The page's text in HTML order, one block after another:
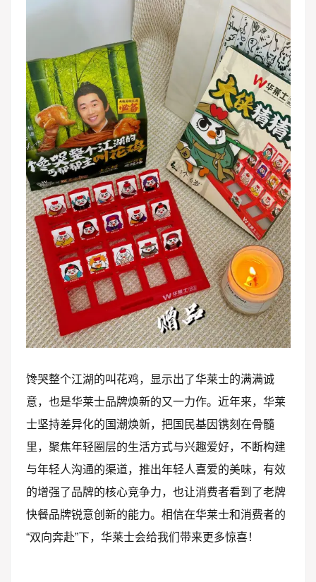
馋哭整个江湖的叫花鸡，显示出了华莱士的满满诚
意，也是华莱士品牌焕新的又一力作。近年来，华莱
士坚持差异化的国潮焕新，把国民基因镌刻在骨髓
里，聚焦年轻圈层的生活方式与兴趣爱好，不断构建
与年轻人沟通的渠道，推出年轻人喜爱的美味，有效
的增强了品牌的核心竞争力，也让消费者看到了老牌
快餐品牌锐意创新的能力。相信在华莱士和消费者的
“双向奔赴”下，华莱士会给我们带来更多惊喜！